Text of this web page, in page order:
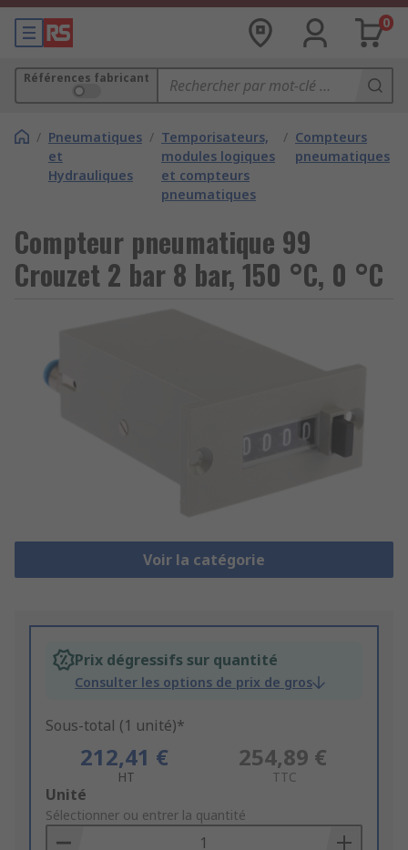
0
Références fabricant
/ Pneumatiques
et
Hydrauliques
/ Temporisateurs,
modules logiques
et compteurs
pneumatiques
/ Compteurs
pneumatiques
Compteur pneumatique 99
Crouzet 2 bar 8 bar, 150 °C, 0 °C
Voir la catégorie
Prix dégressifs sur quantité
Consulter les options de prix de gros
Sous-total (1 unité)*
212,41 €
HT
254,89 €
TTC
Add
to
Basket
Unité
Sélectionner ou entrer la quantité